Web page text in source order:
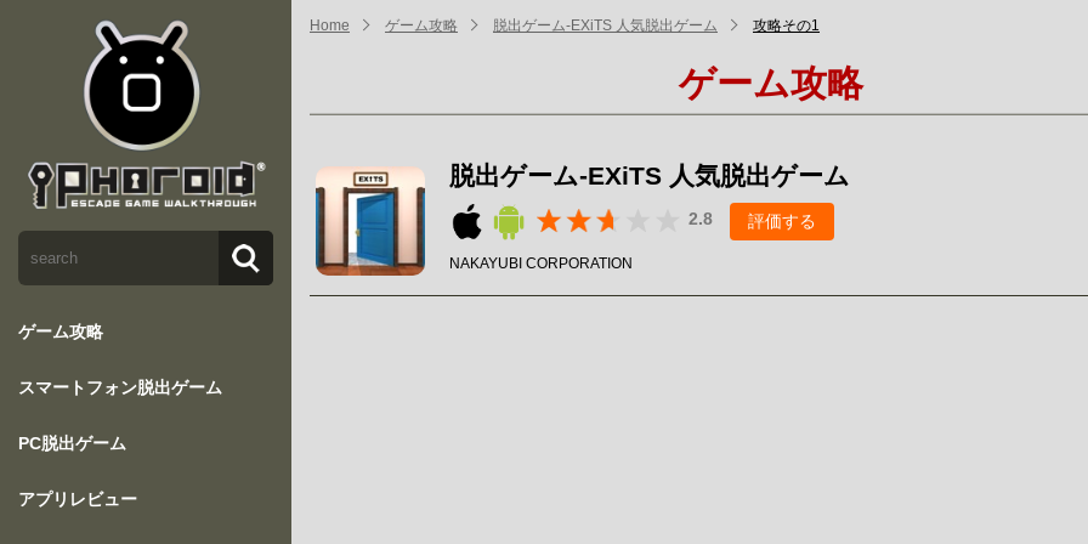
ゲーム攻略
スマートフォン脱出ゲーム
PC脱出ゲーム
アプリレビュー
Home ゲーム攻略 脱出ゲーム-EXiTS 人気脱出ゲーム 攻略その1
ゲーム攻略
脱出ゲーム-EXiTS 人気脱出ゲーム
2.8 評価する
NAKAYUBI CORPORATION